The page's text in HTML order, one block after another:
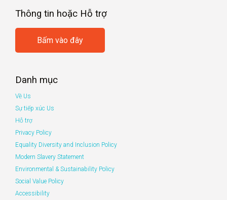
Thông tin hoặc Hỗ trợ
Bấm vào đây
Danh mục
Về Us
Sự tiếp xúc Us
Hỗ trợ
Privacy Policy
Equality Diversity and Inclusion Policy
Modern Slavery Statement
Environmental & Sustainability Policy
Social Value Policy
Accessibility